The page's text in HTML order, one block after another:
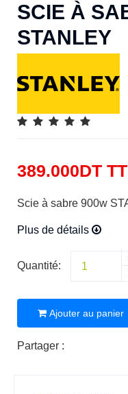
SCIE À
STANLEY
389.000DT
Scie à sabre 900w
Plus de détails
Quantité:
Ajouter au panier
Partager :